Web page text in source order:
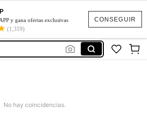
CONSEGUIR
y gana ofertas exclusivas
(1,319)
No hay coincidencias.